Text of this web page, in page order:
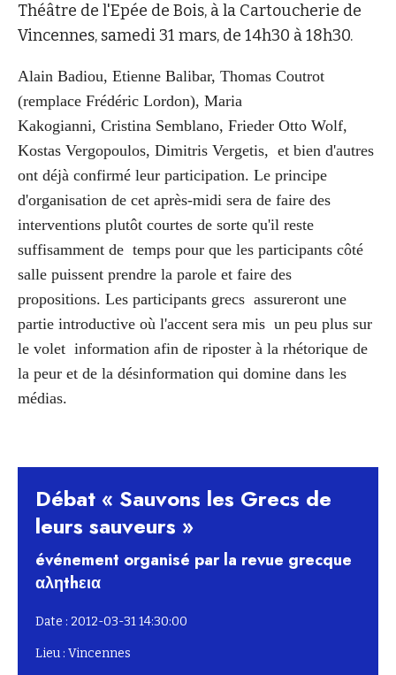
Théâtre de l'Epée de Bois, à la Cartoucherie de
Vincennes, samedi 31 mars, de 14h30 à 18h30.
Alain Badiou, Etienne Balibar, Thomas Coutrot
(remplace Frédéric Lordon), Maria
Kakogianni, Cristina Semblano, Frieder Otto Wolf,
Kostas Vergopoulos, Dimitris Vergetis, et bien d'autres
ont déjà confirmé leur participation. Le principe
d'organisation de cet après-midi sera de faire des
interventions plutôt courtes de sorte qu'il reste
suffisamment de temps pour que les participants côté
salle puissent prendre la parole et faire des
propositions. Les participants grecs assureront une
partie introductive où l'accent sera mis un peu plus sur
le volet information afin de riposter à la rhétorique de
la peur et de la désinformation qui domine dans les
médias.
Débat « Sauvons les Grecs de
leurs sauveurs »
événement organisé par la revue grecque
αληthεια
Date : 2012-03-31 14:30:00
Lieu : Vincennes